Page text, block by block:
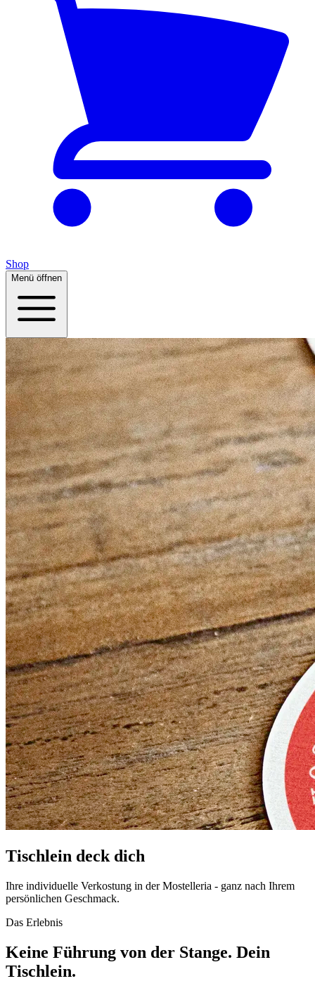
Shop
Menü öffnen
Tischlein deck dich
Ihre individuelle Verkostung in der Mostelleria - ganz nach Ihrem
persönlichen Geschmack.
Das Erlebnis
Keine Führung von der Stange. Dein
Tischlein.